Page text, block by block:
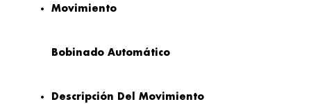
Movimiento
Bobinado Automático
Descripción Del Movimiento